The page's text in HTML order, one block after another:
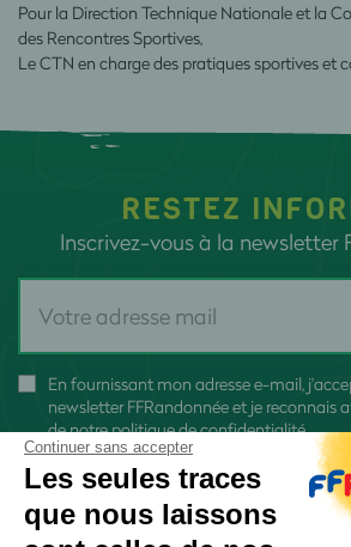
Pour la Direction Technique Nationale et la
des Rencontres Sportives,
Le CTN en charge des pratiques sportives et
RESTEZ
Inscrivez-vous à la newsletter
En fournissant mon adresse e-mail,
newsletter FFRandonnée et je reconnais
denotre politique de confidentialité
Continuer sans accepter
Les seules traces
que nous laissons